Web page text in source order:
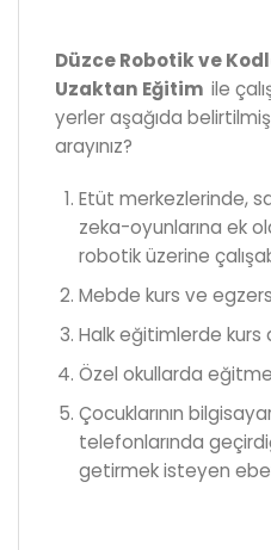
Düzce Robotik ve
Uzaktan Eğitim ile
yerler aşağıda
arayınız?
Etüt merkezlerinde,
zeka-oyunlarına ek
robotik üzerine
Mebde kurs ve
Halk eğitimlerde kurs
Özel okullarda
Çocuklarının
telefonlarında
getirmek isteyen